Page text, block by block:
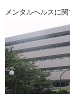
メンタルヘルスに